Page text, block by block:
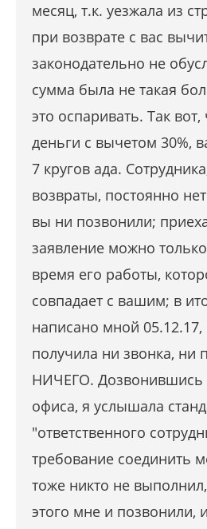
месяц, т.к. уезжала из
при возврате с вас
законодательно не
сумма была не такая
это оспаривать. Так
деньги с вычетом 30%,
7 кругов ада.
возвраты, постоянно
вы ни позвонили;
заявление можно
время его работы,
совпадает с вашим; в
написано мной
получила ни звонка, ни
НИЧЕГО. Дозвонившись
офиса, я услышала
"ответственного
требование соединить
тоже никто не
этого мне и позвонили,